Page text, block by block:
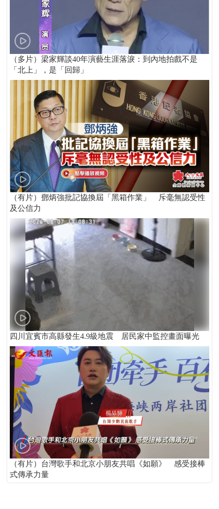
（多片）梁家輝談40年演藝生涯落淚：到內地拍戲不是
「北上」，是「回歸」
（有片）鄧炳強批記協換屆「黑箱作業」 斥毫無認受性
及公信力
四川宜賓市高縣發生4.9級地震 居民家中監控畫面曝光
（有片）台灣歌手和北京小朋友共唱《如願》 感受接棒
式傳承力量